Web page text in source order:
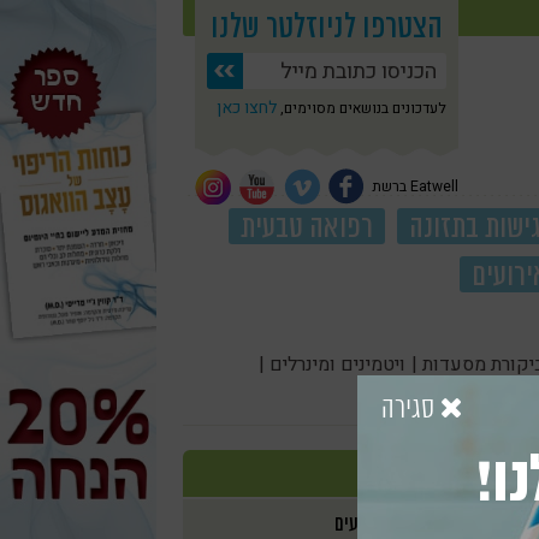
הצטרפו לניוזלטר שלנו
לעדכונים בנושאים מסוימים, לחצו כאן
Eatwell ברשת
גישות בתזונה
רפואה טבעית
מסעדות | ויטמינים ומינרלים |
אירועים
סגירה